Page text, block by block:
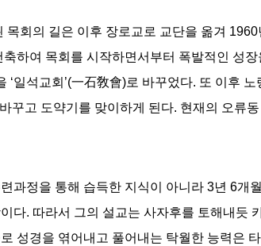
회의 길은 이후 장로교로 교단을 옮겨 1960
하여 목회를 시작하면서부터 폭발적인 성
일석교회’(一石敎會)로 바꾸었다. 또 이후
꾸고 도약기를 맞이하게 된다. 현재의 오류
과정을 통해 습득한 지식이 아니라 3년 6개
다. 따라서 그의 설교는 사자후를 토해내듯
성경을 엮어내고 풀어내는 탁월한 능력은